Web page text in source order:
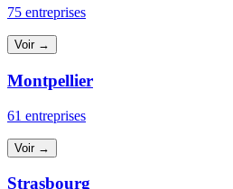
75 entreprises
Voir →
Montpellier
61 entreprises
Voir →
Strasbourg